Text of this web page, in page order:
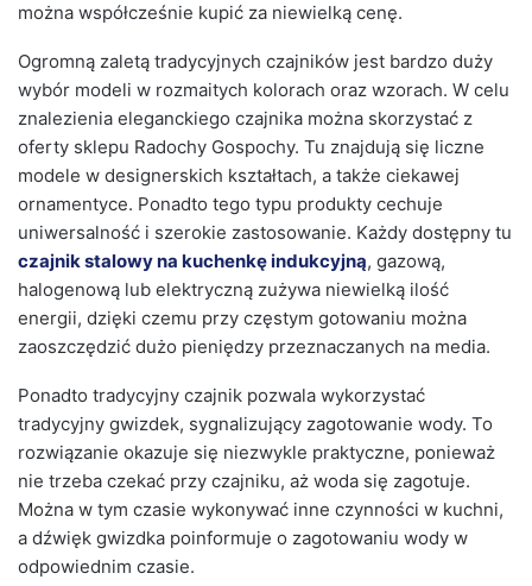
można współcześnie kupić za niewielką cenę.
Ogromną zaletą tradycyjnych czajników jest bardzo duży
wybór modeli w rozmaitych kolorach oraz wzorach. W celu
znalezienia eleganckiego czajnika można skorzystać z
oferty sklepu Radochy Gospochy. Tu znajdują się liczne
modele w designerskich kształtach, a także ciekawej
ornamentyce. Ponadto tego typu produkty cechuje
uniwersalność i szerokie zastosowanie. Każdy dostępny tu
czajnik stalowy na kuchenkę indukcyjną, gazową,
halogenową lub elektryczną zużywa niewielką ilość
energii, dzięki czemu przy częstym gotowaniu można
zaoszczędzić dużo pieniędzy przeznaczanych na media.
Ponadto tradycyjny czajnik pozwala wykorzystać
tradycyjny gwizdek, sygnalizujący zagotowanie wody. To
rozwiązanie okazuje się niezwykle praktyczne, ponieważ
nie trzeba czekać przy czajniku, aż woda się zagotuje.
Można w tym czasie wykonywać inne czynności w kuchni,
a dźwięk gwizdka poinformuje o zagotowaniu wody w
odpowiednim czasie.